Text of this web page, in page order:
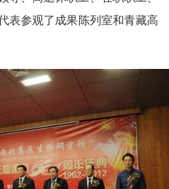
表参观了成果陈列室和青藏高